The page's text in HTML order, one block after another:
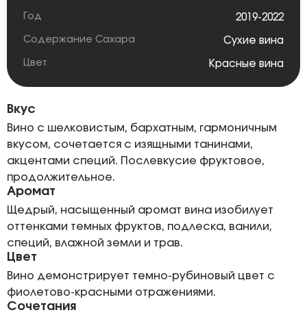
Год 2019-2022
Содержание Сахара Сухие вина
Цвет Красные вина
Вкус
Вино с шелковистым, бархатным, гармоничным
вкусом, сочетается с изящными танинами,
акцентами специй. Послевкусие фруктовое,
продолжительное.
Аромат
Щедрый, насыщенный аромат вина изобилует
оттенками темных фруктов, подлеска, ванили,
специй, влажной земли и трав.
Цвет
Вино демонстрирует темно-рубиновый цвет с
фиолетово-красными отражениями.
Сочетания